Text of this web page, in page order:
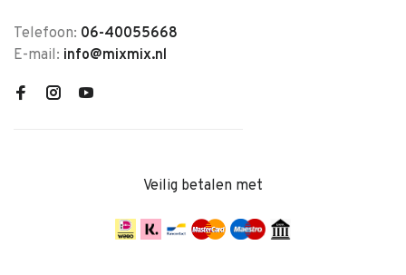
Telefoon: 06-40055668
E-mail: info@mixmix.nl
Veilig betalen met